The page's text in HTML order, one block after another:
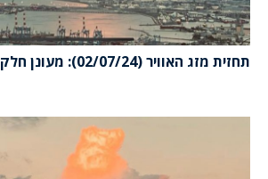
תחזית מזג האוויר (02/07/24): מעונן חלקית עד בהיר